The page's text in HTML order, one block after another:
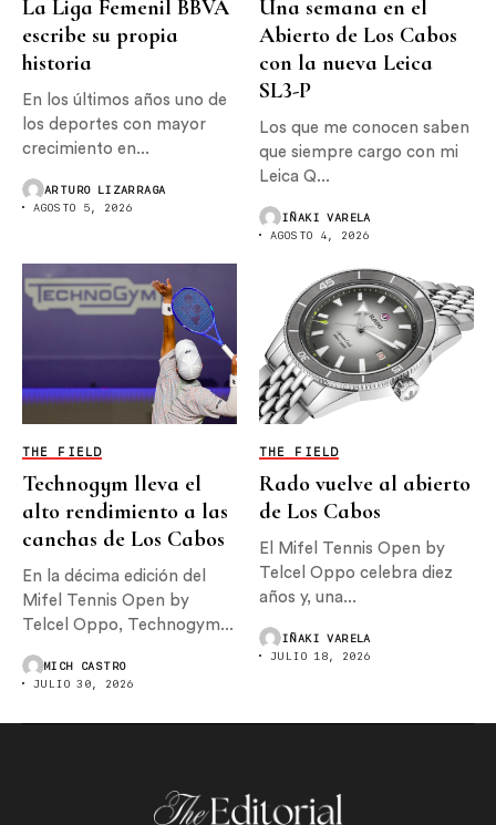
La Liga Femenil BBVA
escribe su propia
historia
En los últimos años uno de
los deportes con mayor
crecimiento en...
ARTURO LIZARRAGA
AGOSTO 5, 2026
Una semana en el
Abierto de Los Cabos
con la nueva Leica
SL3-P
Los que me conocen saben
que siempre cargo con mi
Leica Q...
IÑAKI VARELA
AGOSTO 4, 2026
THE FIELD
Technogym lleva el
alto rendimiento a las
canchas de Los Cabos
En la décima edición del
Mifel Tennis Open by
Telcel Oppo, Technogym...
MICH CASTRO
JULIO 30, 2026
THE FIELD
Rado vuelve al abierto
de Los Cabos
El Mifel Tennis Open by
Telcel Oppo celebra diez
años y, una...
IÑAKI VARELA
JULIO 18, 2026